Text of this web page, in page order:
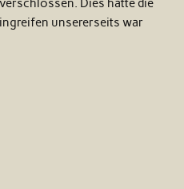
Dies hatte die
unsererseits war